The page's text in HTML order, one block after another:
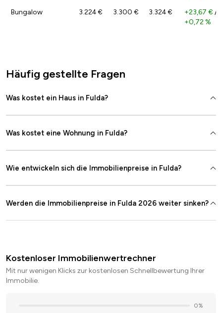
Bungalow 3.224 € 3.300 € 3.324 € +23,67 € /
+0,72 %
Häufig gestellte Fragen
Was kostet ein Haus in Fulda?
Was kostet eine Wohnung in Fulda?
Wie entwickeln sich die Immobilienpreise in Fulda?
Werden die Immobilienpreise in Fulda 2026 weiter sinken?
Kostenloser Immobilienwertrechner
Mit nur wenigen Klicks zur kostenlosen Schnellbewertung Ihrer
Immobilie.